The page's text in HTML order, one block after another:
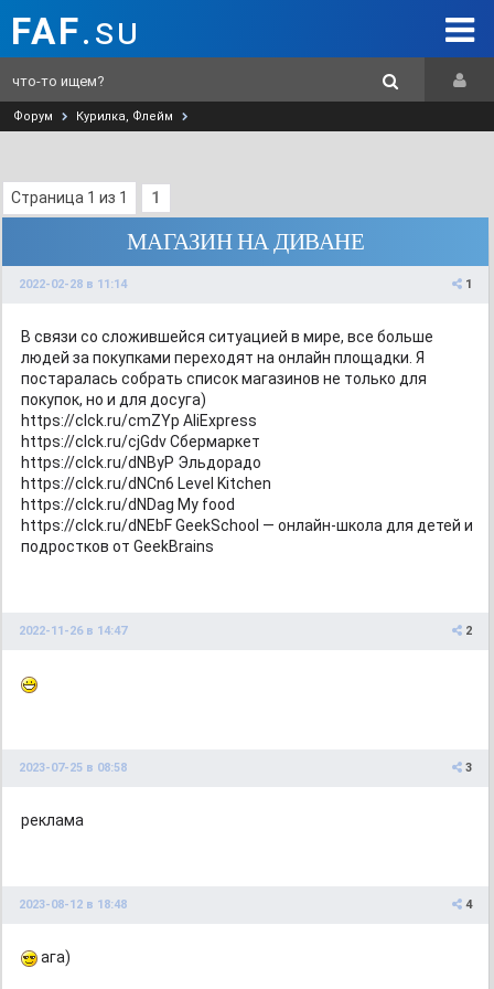
FAF.su
Форум Курилка, Флейм
Страница 1 из 1 1
МАГАЗИН НА ДИВАНЕ
1
2022-02-28 в 11:14
В связи со сложившейся ситуацией в мире, все больше
людей за покупками переходят на онлайн площадки. Я
постаралась собрать список магазинов не только для
покупок, но и для досуга)
https://clck.ru/cmZYp AliExpress
https://clck.ru/cjGdv Сбермаркет
https://clck.ru/dNByP Эльдорадо
https://clck.ru/dNCn6 Level Kitchen
https://clck.ru/dNDag My food
https://clck.ru/dNEbF GeekSchool — онлайн-школа для детей и
подростков от GeekBrains
2
2022-11-26в 14:47
3
2023-07-25 в 08:58
реклама
4
2023-08-12 в 18:48
ага)